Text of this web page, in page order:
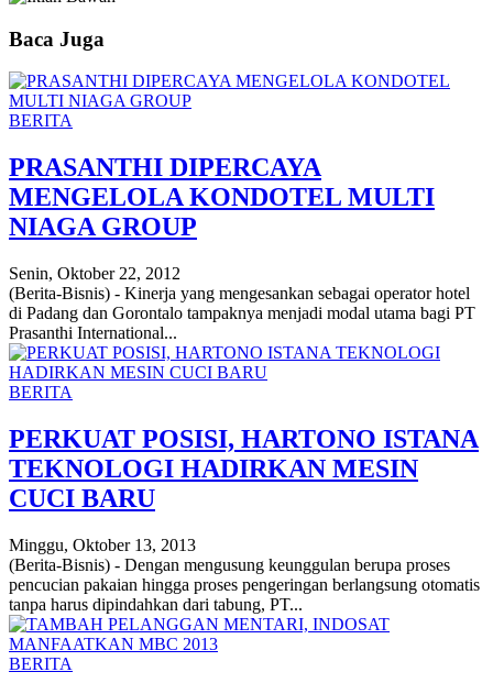
Baca Juga
BERITA
PRASANTHI DIPERCAYA
MENGELOLA KONDOTEL MULTI
NIAGA GROUP
Senin, Oktober 22, 2012
(Berita-Bisnis) - Kinerja yang mengesankan sebagai operator hotel
di Padang dan Gorontalo tampaknya menjadi modal utama bagi PT
Prasanthi International...
BERITA
PERKUAT POSISI, HARTONO ISTANA
TEKNOLOGI HADIRKAN MESIN
CUCI BARU
Minggu, Oktober 13, 2013
(Berita-Bisnis) - Dengan mengusung keunggulan berupa proses
pencucian pakaian hingga proses pengeringan berlangsung otomatis
tanpa harus dipindahkan dari tabung, PT...
BERITA